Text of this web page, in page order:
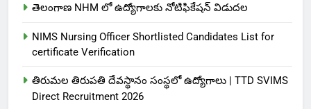
తెలంగాణ NHM లో ఉద్యోగాలకు నోటిఫికేషన్ విడుదల
NIMS Nursing Officer Shortlisted Candidates List for
certificate Verification
తిరుమల తిరుపతి దేవస్థానం సంస్థలో ఉద్యోగాలు | TTD SVIMS
Direct Recruitment 2026